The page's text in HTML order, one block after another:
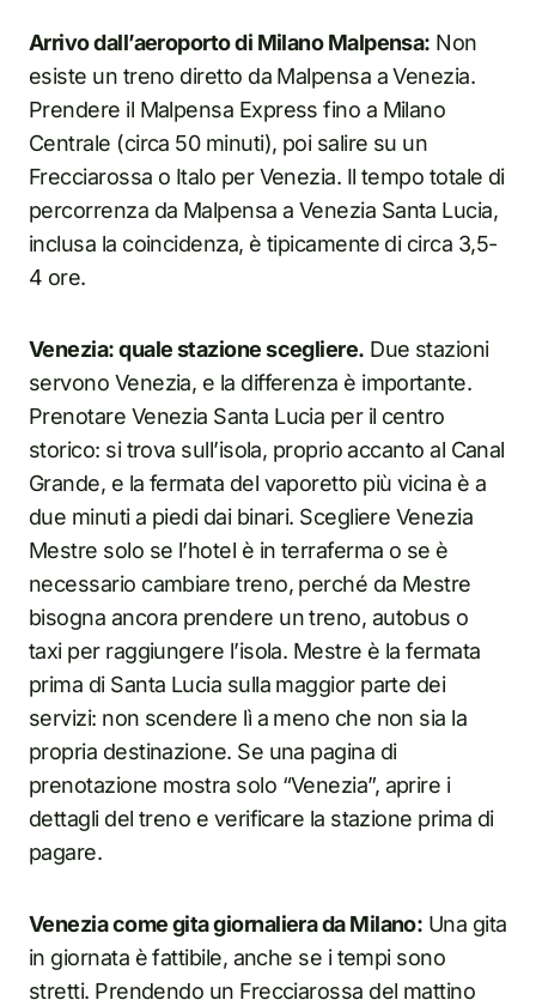
Arrivo dall’aeroporto di Milano Malpensa: Non
esiste un treno diretto da Malpensa a Venezia.
Prendere il Malpensa Express fino a Milano
Centrale (circa 50 minuti), poi salire su un
Frecciarossa o Italo per Venezia. Il tempo totale di
percorrenza da Malpensa a Venezia Santa Lucia,
inclusa la coincidenza, è tipicamente di circa 3,5-
4 ore.
Venezia: quale stazione scegliere. Due stazioni
servono Venezia, e la differenza è importante.
Prenotare Venezia Santa Lucia per il centro
storico: si trova sull’isola, proprio accanto al Canal
Grande, e la fermata del vaporetto più vicina è a
due minuti a piedi dai binari. Scegliere Venezia
Mestre solo se l’hotel è in terraferma o se è
necessario cambiare treno, perché da Mestre
bisogna ancora prendere un treno, autobus o
taxi per raggiungere l’isola. Mestre è la fermata
prima di Santa Lucia sulla maggior parte dei
servizi: non scendere lì a meno che non sia la
propria destinazione. Se una pagina di
prenotazione mostra solo “Venezia”, aprire i
dettagli del treno e verificare la stazione prima di
pagare.
Venezia come gita giornaliera da Milano: Una gita
in giornata è fattibile, anche se i tempi sono
stretti. Prendendo un Frecciarossa del mattino